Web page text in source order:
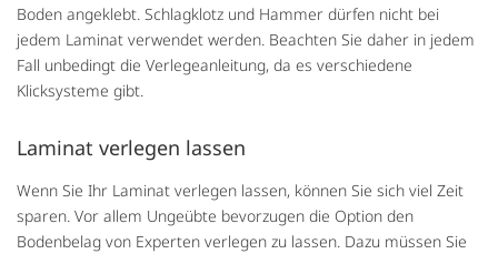
Boden angeklebt. Schlagklotz und Hammer dürfen nicht bei
jedem Laminat verwendet werden. Beachten Sie daher in jedem
Fall unbedingt die Verlegeanleitung, da es verschiedene
Klicksysteme gibt.
Laminat verlegen lassen
Wenn Sie Ihr Laminat verlegen lassen, können Sie sich viel Zeit
sparen. Vor allem Ungeübte bevorzugen die Option den
Bodenbelag von Experten verlegen zu lassen. Dazu müssen Sie